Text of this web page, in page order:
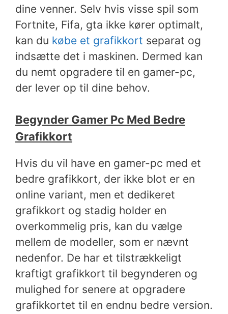
dine venner. Selv hvis visse spil som
Fortnite, Fifa, gta ikke kører optimalt,
kan du købe et grafikkort separat og
indsætte det i maskinen. Dermed kan
du nemt opgradere til en gamer-pc,
der lever op til dine behov.
Begynder Gamer Pc Med Bedre
Grafikkort
Hvis du vil have en gamer-pc med et
bedre grafikkort, der ikke blot er en
online variant, men et dedikeret
grafikkort og stadig holder en
overkommelig pris, kan du vælge
mellem de modeller, som er nævnt
nedenfor. De har et tilstrækkeligt
kraftigt grafikkort til begynderen og
mulighed for senere at opgradere
grafikkortet til en endnu bedre version.